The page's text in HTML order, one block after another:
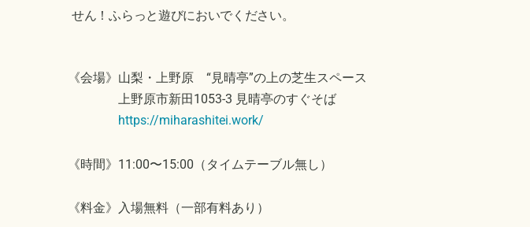
せん！ふらっと遊びにおいでください。
《会場》山梨・上野原 “見晴亭”の上の芝生スペース
上野原市新田1053-3 見晴亭のすぐそば
https://miharashitei.work/
《時間》11:00〜15:00（タイムテーブル無し）
《料金》入場無料（一部有料あり）